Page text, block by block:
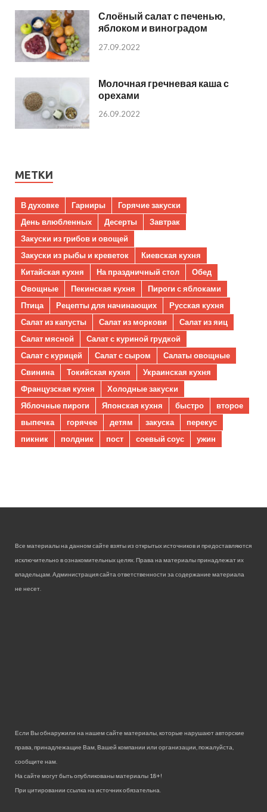
Слоёный салат с печенью,
яблоком и виноградом
27.09.2022
Молочная гречневая каша с
орехами
26.09.2022
МЕТКИ
В духовке Гарниры
Горячие закуски
День влюбленных
Десерты
Завтрак
Закуски из грибов и овощей
Закуски из рыбы и креветок
Киевская кухня
Китайская кухня
На праздничный стол
Обед
Овощные
Пекинская кухня
Пироги с яблоками
Птица
Рецепты для начинающих
Русская кухня
Салат из капусты
Салат из моркови
Салат из яиц
Салат мясной
Салат с куриной грудкой
Салат с курицей
Салат с сыром
Салаты овощные
Свинина
Токийская кухня
Украинская кухня
Французская кухня
Холодные закуски
Яблочные пироги
Японская кухня быстро
второе
выпечка
горячее детям закуска
перекус
пикник
полдник пост соевый соус ужин
Все материалы на данном сайте взяты из открытых источников и предоставляются
исключительно в ознакомительных целях. Права на материалы принадлежат их
владельцам. Администрация сайта ответственности за содержание материала
не несет.
Если Вы обнаружили на нашем сайте материалы, которые нарушают авторские
права, принадлежащие Вам, Вашей компании или организации, пожалуйста,
сообщите нам.
На сайте могут быть опубликованы материалы 18+!
При цитировании ссылка на источник обязательна.